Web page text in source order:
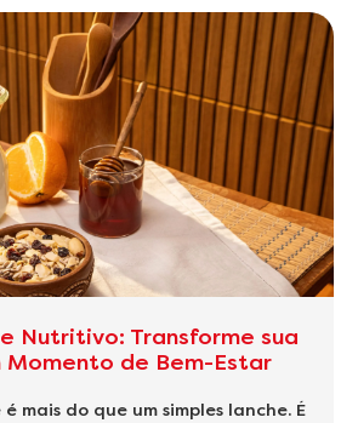
Nutritivo: Transforme sua
Momento de Bem-Estar
mais do que um simples lanche. É